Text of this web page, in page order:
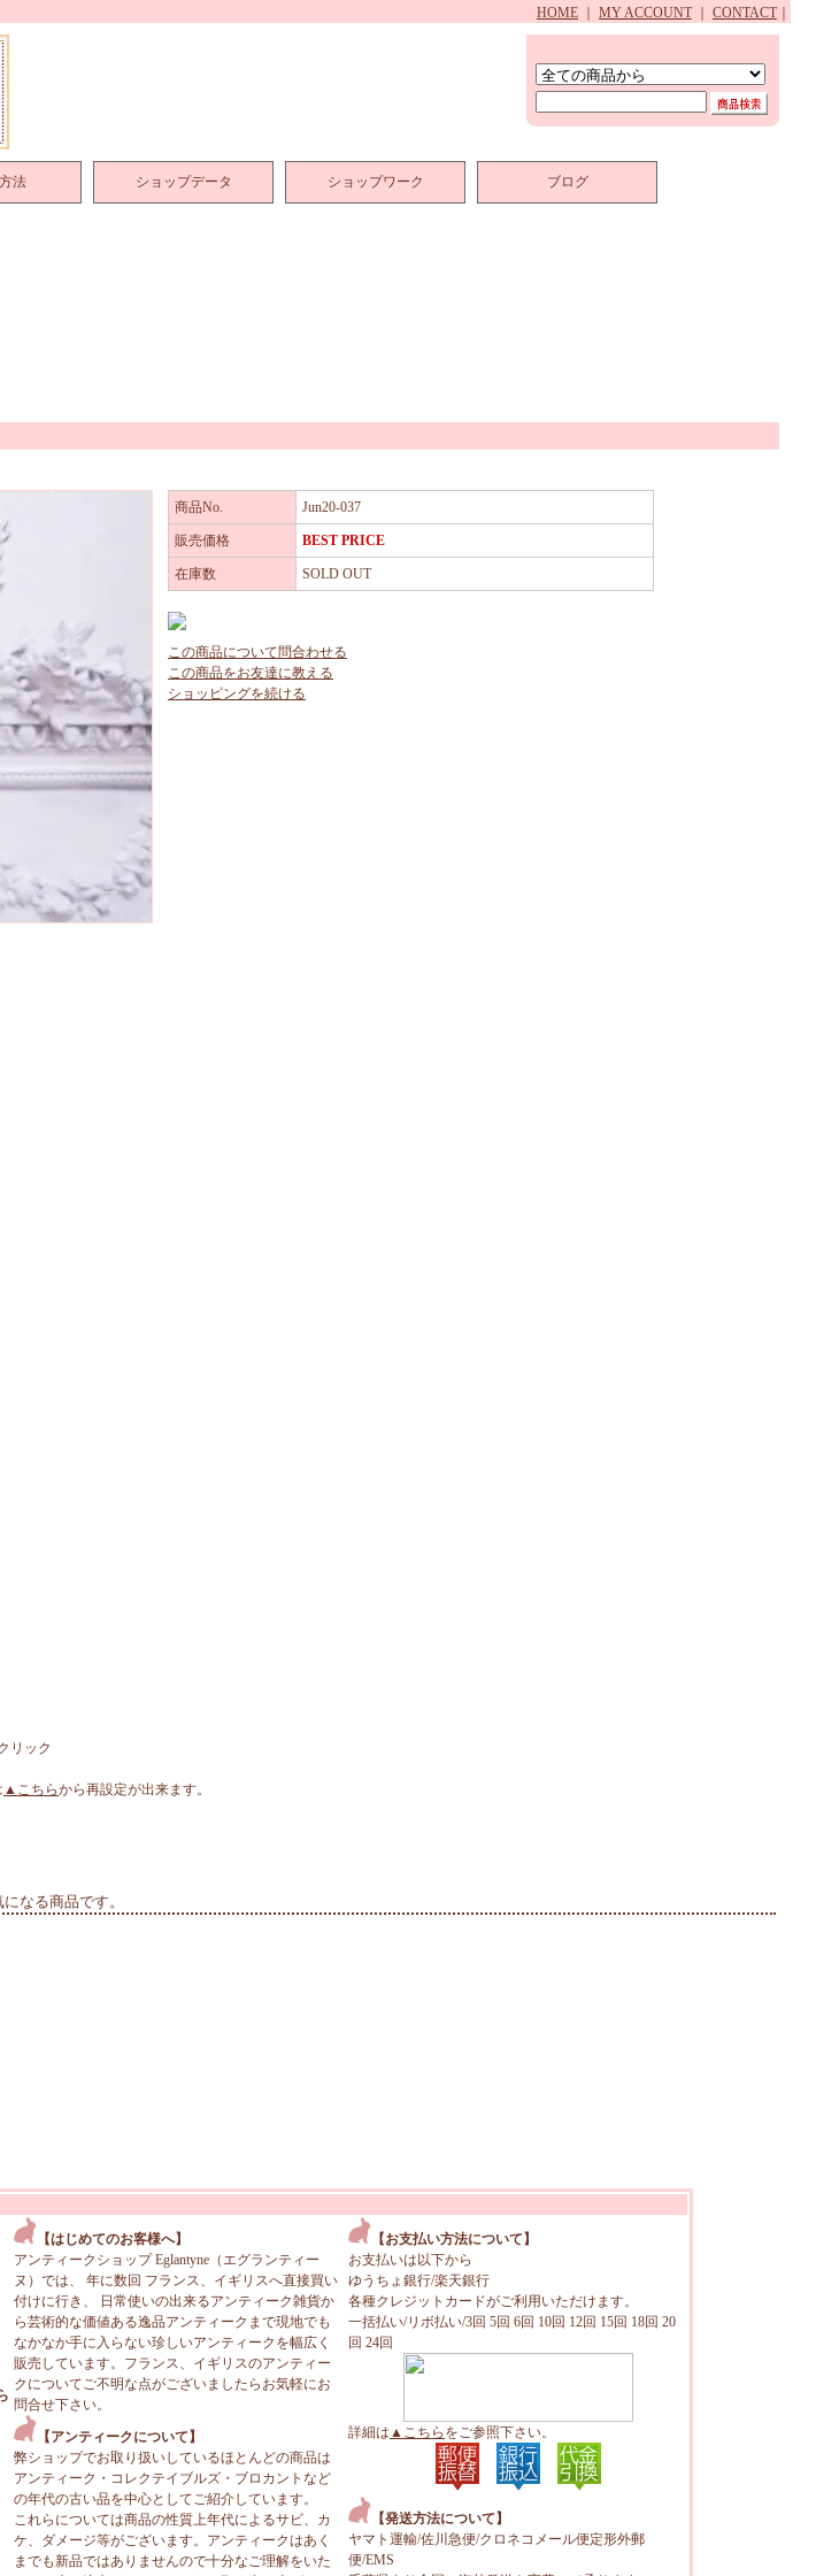
HOME MY ACCOUNT CONTACT
法 ショップデータ ショップワーク ブログ
商品No. Jun20-037
販売価格 BEST PRICE
在庫数 SOLD OUT
この商品について問合わせる
この商品をお友達に教える
ショッピングを続ける
リック
▲こちらから再設定が出来ます。
なる商品です。
【はじめてのお客様へ】
アンティークショップ Eglantyne（エグランティー
ヌ）では、 年に数回 フランス、イギリスへ直接買い
付けに行き、 日常使いの出来るアンティーク雑貨か
ら芸術的な価値ある逸品アンティークまで現地でも
なかなか手に入らない珍しいアンティークを幅広く
販売しています。フランス、イギリスのアンティー
クについてご不明な点がございましたらお気軽にお
問合せ下さい。
【アンティークについて】
弊ショップでお取り扱いしているほとんどの商品は
アンティーク・コレクテイブルズ・ブロカントなど
の年代の古い品を中心としてご紹介しています。
これらについては商品の性質上年代によるサビ、カ
ケ、ダメージ等がございます。アンティークはあく
までも新品ではありませんので十分なご理解をいた
【お支払い方法について】
お支払いは以下から
ゆうちょ銀行/楽天銀行
各種クレジットカードがご利用いただけます。
一括払い/リボ払い/3回 5回 6回 10回 12回 15回 18回 20
回 24回
詳細は ▲こちら をご参照下さい。
【発送方法について】
ヤマト運輸/佐川急便/クロネコメール便定形外郵
便/EMS